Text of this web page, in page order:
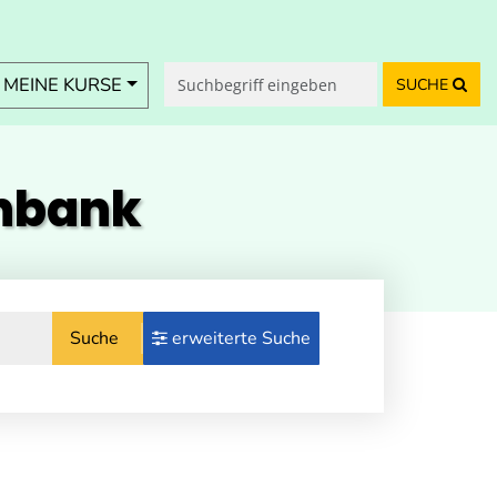
KURSE SUCHE
Suche erweiterte Suche